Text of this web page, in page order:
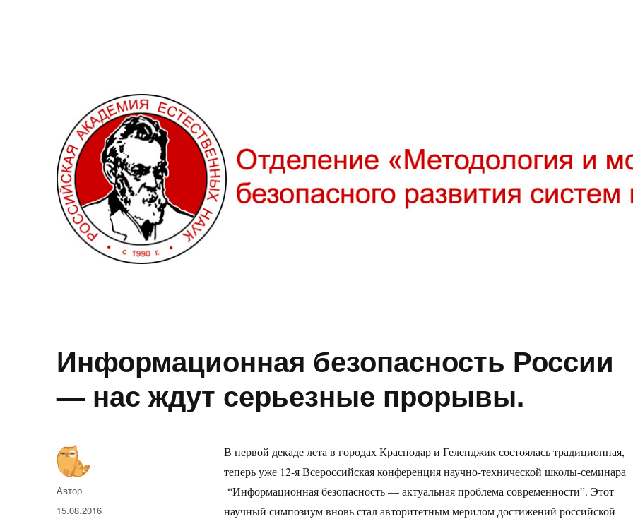
Отделение «Методология и моделирование
процессов» РАЕН.
Информационная безопасность России
— нас ждут серьезные прорывы.
В первой декаде лета в городах Краснодар и Геленджик состоялась традиционная,
теперь уже 12-я Всероссийская конференция научно-технической школы-семинара
“Информационная безопасность — актуальная проблема современности”. Этот
научный симпозиум вновь стал авторитетным мерилом достижений российской
Автор
Автор
Опубликовано
15.08.2016